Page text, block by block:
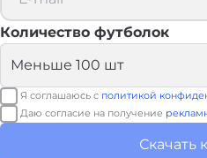
Количество футболок
Я соглашаюсь с политикой
Даю согласие на получение
Скачать